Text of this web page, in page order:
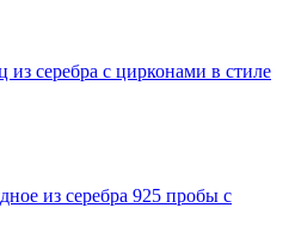
из серебра с цирконами в стиле